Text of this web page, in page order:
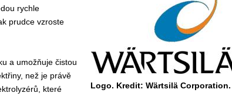
Logo. Kredit: Wärtsilä Corporation.
rychle
prudce vzroste
a umožňuje čistou
než je právě
které